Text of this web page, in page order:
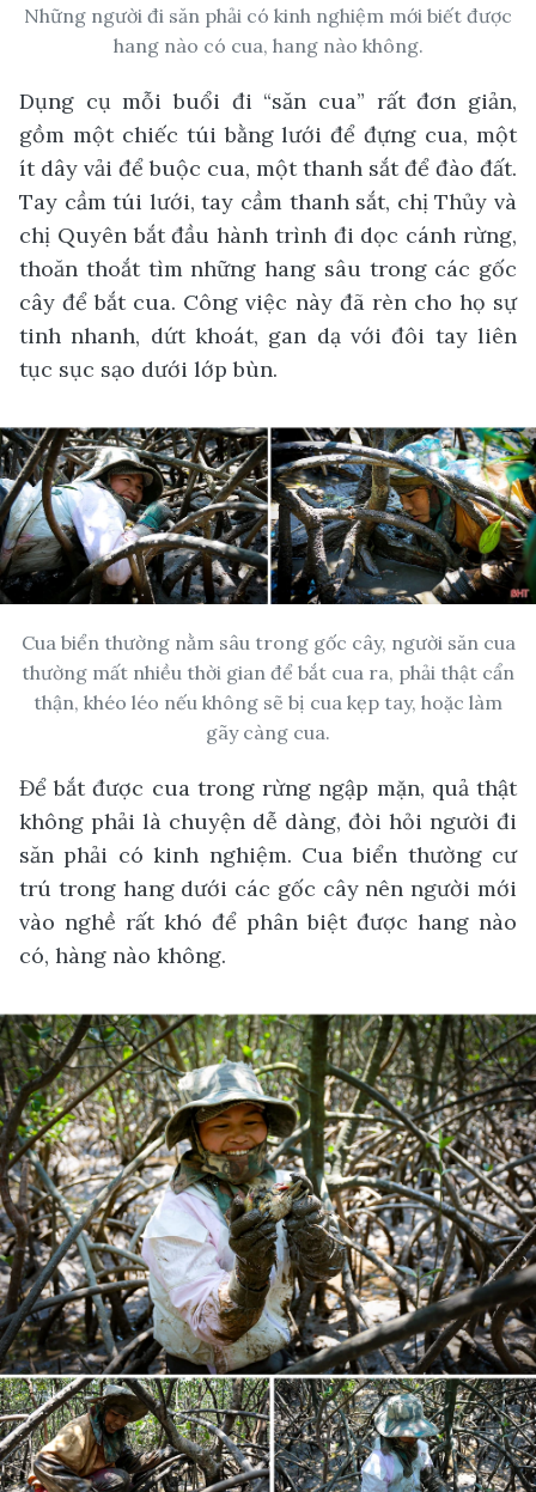
Những người đi săn phải có kinh nghiệm mới biết được
hang nào có cua, hang nào không.
Dụng cụ mỗi buổi đi “săn cua” rất đơn giản,
gồm một chiếc túi bằng lưới để đựng cua, một
ít dây vải để buộc cua, một thanh sắt để đào đất.
Tay cầm túi lưới, tay cầm thanh sắt, chị Thủy và
chị Quyên bắt đầu hành trình đi dọc cánh rừng,
thoăn thoắt tìm những hang sâu trong các gốc
cây để bắt cua. Công việc này đã rèn cho họ sự
tinh nhanh, dứt khoát, gan dạ với đôi tay liên
tục sục sạo dưới lớp bùn.
Cua biển thường nằm sâu trong gốc cây, người săn cua
thường mất nhiều thời gian để bắt cua ra, phải thật cẩn
thận, khéo léo nếu không sẽ bị cua kẹp tay, hoặc làm
gãy càng cua.
Để bắt được cua trong rừng ngập mặn, quả thật
không phải là chuyện dễ dàng, đòi hỏi người đi
săn phải có kinh nghiệm. Cua biển thường cư
trú trong hang dưới các gốc cây nên người mới
vào nghề rất khó để phân biệt được hang nào
có, hàng nào không.